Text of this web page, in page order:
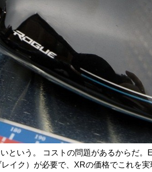
という。 コストの問題があるからだ
イク）が必要で、XRの価格でこれを